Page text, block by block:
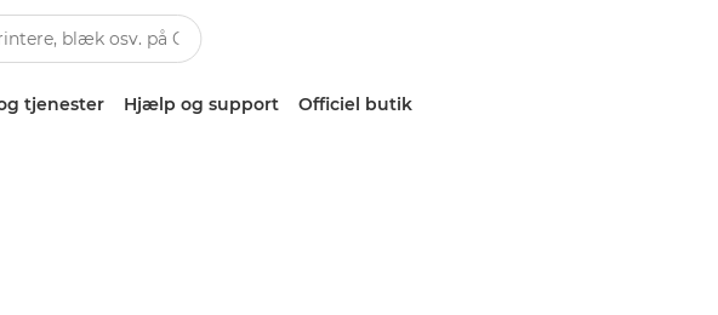
tjenester Hjælp og support Officiel butik